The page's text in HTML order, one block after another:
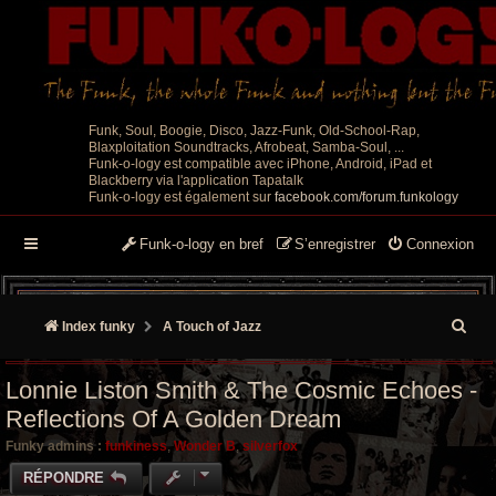
Funk, Soul, Boogie, Disco, Jazz-Funk, Old-School-Rap,
Blaxploitation Soundtracks, Afrobeat, Samba-Soul, ...
Funk-o-logy est compatible avec iPhone, Android, iPad et
Blackberry via l'application Tapatalk
Funk-o-logy est également sur facebook.com/forum.funkology
Connexion
S’enregistrer
Funk-o-logy en bref
Index funky A Touch of Jazz
e
c
Lonnie Liston Smith & The Cosmic Echoes -
Reflections Of A Golden Dream
Funky admins : funkiness,Wonder B,silverfox
RÉPONDRE